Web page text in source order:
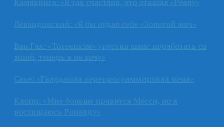
Левандовский: «Я бы отдал себе «Золотой мяч»
Ван Гал: «Тоттенхэм» упустил шанс поработать со
мной, теперь я не хочу»
Сане: «Гвардиола перепрограммировал меня»
Клопп: «Мне больше нравится Месси, но я
восхищаюсь Роналду»